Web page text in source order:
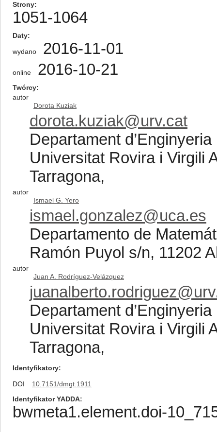
Strony
1051-1064
Daty
wydano 2016-11-01
online 2016-10-21
Twórcy
autor
Dorota Kuziak
dorota.kuziak@urv.cat
Departament
Universitat Rovira i Virgili
Tarragona,
autor
Ismael G. Yero
ismael.gonzalez@uca.es
Departamento de
Ramón Puyol s/n, 11202
autor
Juan A. Rodríguez-Velázquez
Departament
Universitat Rovira i Virgili
Tarragona,
Identyfikatory
DOI
10.7151/dmgt.1911
Identyfikator YADDA
bwmeta1.element.doi-